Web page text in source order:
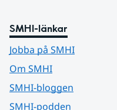
SMHI-länkar
Jobba på SMHI
Om SMHI
SMHI-bloggen
SMHI-podden